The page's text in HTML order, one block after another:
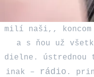
milí naši,,
a s ňou už
dielne. ústrednou
inak –
rádio .